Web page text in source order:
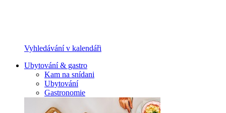
Vyhledávání v kalendáři
Ubytování & gastro
Kam na snídani
Ubytování
Gastronomie